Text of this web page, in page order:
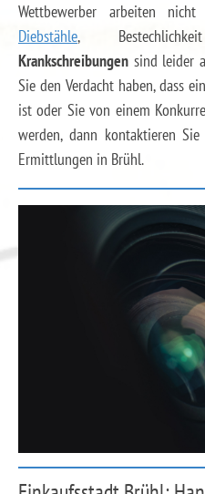
Wettbewerber arbeiten
Diebstähle,
Krankschreibungen sind leider
Sie den Verdacht haben, dass
ist oder Sie von einem
werden, dann kontaktieren
Ermittlungen in Brühl.